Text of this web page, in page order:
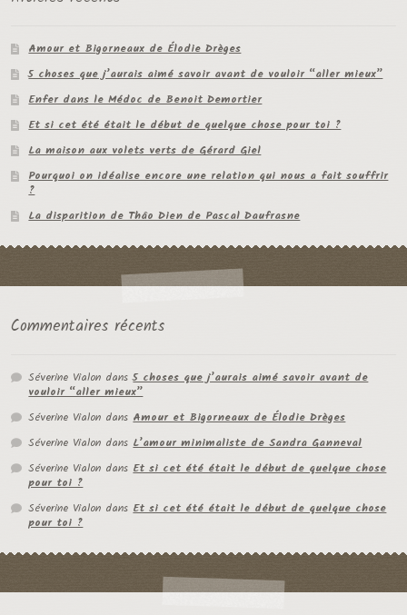
Amour et Bigorneaux de Élodie Drèges
5 choses que j’aurais aimé savoir avant de vouloir “aller mieux”
Enfer dans le Médoc de Benoit Demortier
Et si cet été était le début de quelque chose pour toi ?
La maison aux volets verts de Gérard Giel
Pourquoi on idéalise encore une relation qui nous a fait souffrir
?
La disparition de Thâo Dien de Pascal Daufrasne
Commentaires récents
Séverine Vialon dans5 choses que j’aurais aimé savoir avant de
vouloir “aller mieux”
Séverine Vialon dansAmour et Bigorneaux de Élodie Drèges
Séverine Vialon dansL’amour minimaliste de Sandra Ganneval
Séverine Vialon dansEt si cet été était le début de quelque chose
pour toi ?
Séverine Vialon dansEt si cet été était le début de quelque chose
pour toi ?